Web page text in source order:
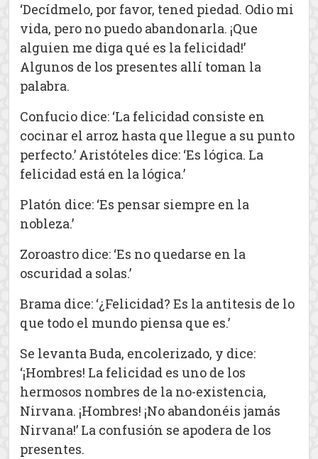
‘Decídmelo, por favor, tened piedad. Odio mi
vida, pero no puedo abandonarla. ¡Que
alguien me diga qué es la felicidad!’
Algunos de los presentes allí toman la
palabra.
Confucio dice: ‘La felicidad consiste en
cocinar el arroz hasta que llegue a su punto
perfecto.’ Aristóteles dice: ‘Es lógica. La
felicidad está en la lógica.’
Platón dice: ‘Es pensar siempre en la
nobleza.’
Zoroastro dice: ‘Es no quedarse en la
oscuridad a solas.’
Brama dice: ‘¿Felicidad? Es la antitesis de lo
que todo el mundo piensa que es.’
Se levanta Buda, encolerizado, y dice:
‘¡Hombres! La felicidad es uno de los
hermosos nombres de la no-existencia,
Nirvana. ¡Hombres! ¡No abandonéis jamás
Nirvana!’ La confusión se apodera de los
presentes.